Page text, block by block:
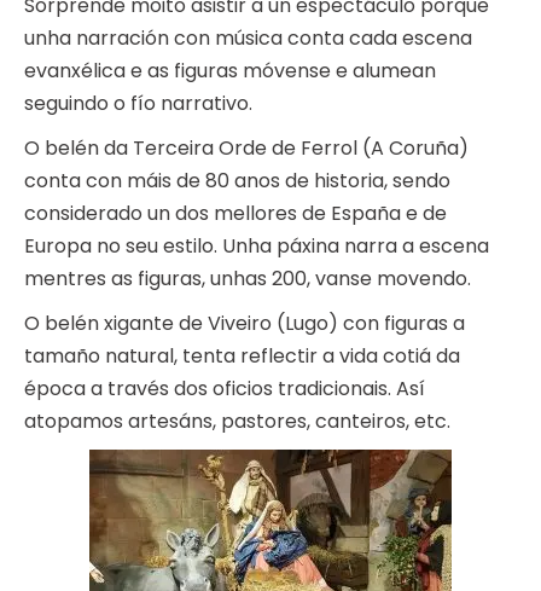
Sorprende moito asistir a un espectáculo porque
unha narración con música conta cada escena
evanxélica e as figuras móvense e alumean
seguindo o fío narrativo.
O belén da Terceira Orde de Ferrol (A Coruña)
conta con máis de 80 anos de historia, sendo
considerado un dos mellores de España e de
Europa no seu estilo. Unha páxina narra a escena
mentres as figuras, unhas 200, vanse movendo.
O belén xigante de Viveiro (Lugo) con figuras a
tamaño natural, tenta reflectir a vida cotiá da
época a través dos oficios tradicionais. Así
atopamos artesáns, pastores, canteiros, etc.